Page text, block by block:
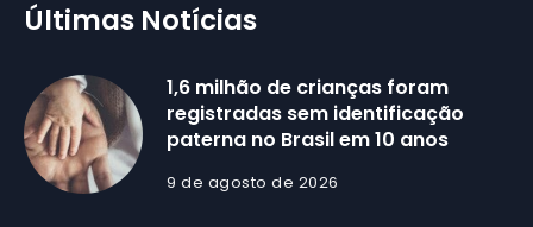
Últimas Notícias
1,6 milhão de crianças foram
registradas sem identificação
paterna no Brasil em 10 anos
9 de agosto de 2026